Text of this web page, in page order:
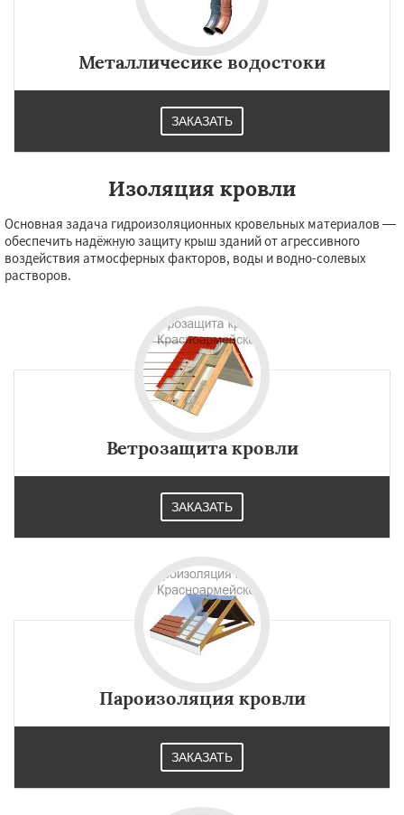
Металличесике водостоки
ЗАКАЗАТЬ
Изоляция кровли
Основная задача гидроизоляционных кровельных материалов —
обеспечить надёжную защиту крыш зданий от агрессивного
воздействия атмосферных факторов, воды и водно-солевых
растворов.
Ветрозащита кровли
ЗАКАЗАТЬ
Пароизоляция кровли
ЗАКАЗАТЬ